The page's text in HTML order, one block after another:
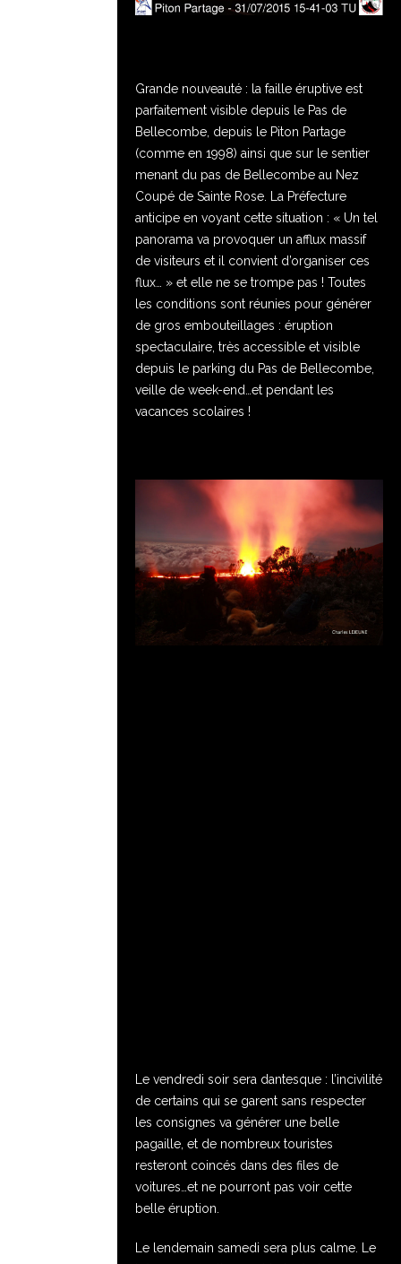
Grande nouveauté : la faille éruptive est
parfaitement visible depuis le Pas de
Bellecombe, depuis le Piton Partage
(comme en 1998) ainsi que sur le sentier
menant du pas de Bellecombe au Nez
Coupé de Sainte Rose. La Préfecture
anticipe en voyant cette situation : « Un tel
panorama va provoquer un afflux massif
de visiteurs et il convient d’organiser ces
flux… » et elle ne se trompe pas ! Toutes
les conditions sont réunies pour générer
de gros embouteillages : éruption
spectaculaire, très accessible et visible
depuis le parking du Pas de Bellecombe,
veille de week-end…et pendant les
vacances scolaires !
Le vendredi soir sera dantesque : l’incivilité
de certains qui se garent sans respecter
les consignes va générer une belle
pagaille, et de nombreux touristes
resteront coincés dans des files de
voitures…et ne pourront pas voir cette
belle éruption.
Le lendemain samedi sera plus calme. Le